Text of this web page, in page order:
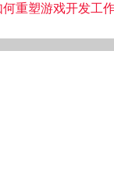
重塑游戏开发工